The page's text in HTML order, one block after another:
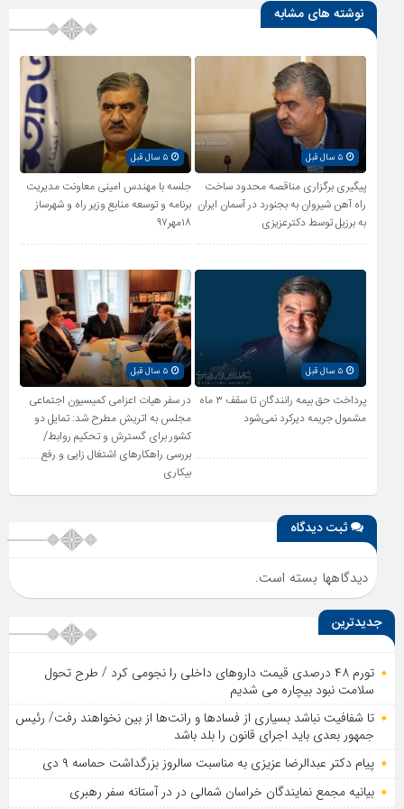
نوشته های مشابه
۵ سال قبل
پیگیری برگزاری مناقصه محدود ساخت
راه آهن شیروان به بجنورد در آسمان ایران
به برزیل توسط دکترعزیزی
۵ سال قبل
جلسه با مهندس امینی معاونت مدیریت
برنامه و توسعه منابع وزیر راه و شهرساز
۱۸مهر۹۷
۵ سال قبل
پرداخت حق بیمه رانندگان تا سقف ۳ ماه
مشمول جریمه دیرکرد نمی‌شود
۵ سال قبل
در سفر هیات اعزامی کمیسیون اجتماعی
مجلس به اتریش مطرح شد: تمایل دو
کشور برای گسترش و تحکیم روابط/
بررسی راهکارهای اشتغال زایی و رفع
بیکاری
ثبت دیدگاه
دیدگاهها بسته است.
جدیدترین
تورم ۴۸ درصدی قیمت داروهای داخلی را نجومی کرد / طرح تحول
سلامت نبود بیچاره می شدیم
تا شفافیت نباشد بسیاری از فساد‌ها و رانت‌ها از بین نخواهند رفت/ رئیس
جمهور بعدی باید اجرای قانون را بلد باشد
پیام دکتر عبدالرضا عزیزی به مناسبت سالروز بزرگداشت حماسه ۹ دی
بیانیه مجمع نمایندگان خراسان شمالی در در آستانه سفر رهبری